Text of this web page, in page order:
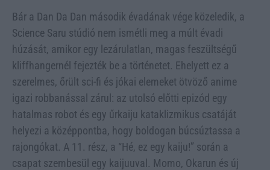
Bár a Dan Da Dan második évadának vége közeledik, a
Science Saru stúdió nem ismétli meg a múlt évadi
húzását, amikor egy lezárulatlan, magas feszültségű
kliffhangernél fejezték be a történetet. Ehelyett ez a
szerelmes, őrült sci-fi és jókai elemeket ötvöző anime
igazi robbanással zárul: az utolsó előtti epizód egy
hatalmas robot és egy űrkaiju kataklizmikus csatáját
helyezi a középpontba, hogy boldogan búcsúztassa a
rajongókat. A 11. rész, a “Hé, ez egy kaiju!” során a
csapat szembesül egy kaijuuval. Momo, Okarun és új